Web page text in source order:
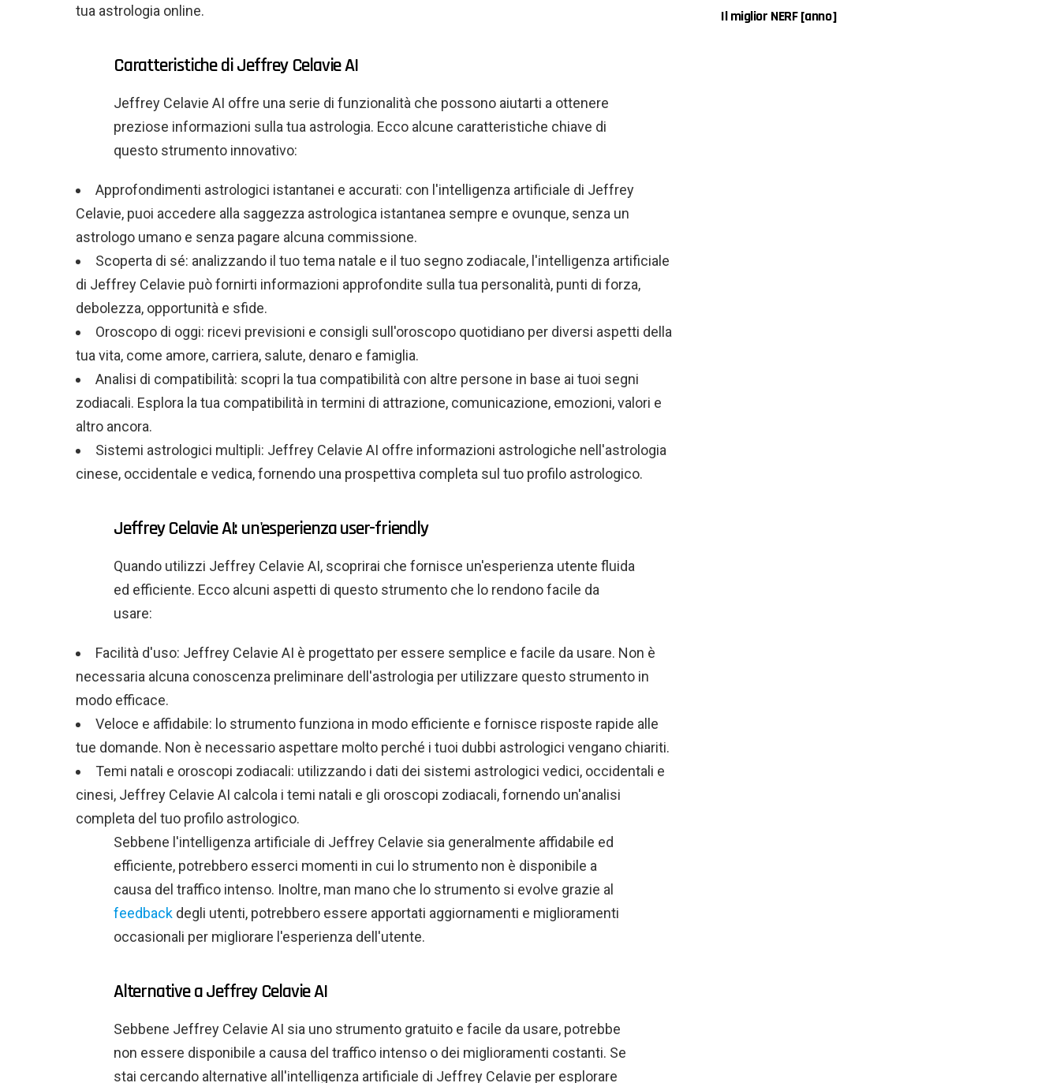
tua astrologia online.
Caratteristiche di Jeffrey Celavie AI
Jeffrey Celavie AI offre una serie di funzionalità che possono aiutarti a ottenere
preziose informazioni sulla tua astrologia. Ecco alcune caratteristiche chiave di
questo strumento innovativo:
Approfondimenti astrologici istantanei e accurati: con l'intelligenza artificiale di Jeffrey
Celavie, puoi accedere alla saggezza astrologica istantanea sempre e ovunque, senza un
astrologo umano e senza pagare alcuna commissione.
Scoperta di sé: analizzando il tuo tema natale e il tuo segno zodiacale, l'intelligenza artificiale
di Jeffrey Celavie può fornirti informazioni approfondite sulla tua personalità, punti di forza,
debolezza, opportunità e sfide.
Oroscopo di oggi: ricevi previsioni e consigli sull'oroscopo quotidiano per diversi aspetti della
tua vita, come amore, carriera, salute, denaro e famiglia.
Analisi di compatibilità: scopri la tua compatibilità con altre persone in base ai tuoi segni
zodiacali. Esplora la tua compatibilità in termini di attrazione, comunicazione, emozioni, valori e
altro ancora.
Sistemi astrologici multipli: Jeffrey Celavie AI offre informazioni astrologiche nell'astrologia
cinese, occidentale e vedica, fornendo una prospettiva completa sul tuo profilo astrologico.
Jeffrey Celavie AI: un'esperienza user-friendly
Quando utilizzi Jeffrey Celavie AI, scoprirai che fornisce un'esperienza utente fluida
ed efficiente. Ecco alcuni aspetti di questo strumento che lo rendono facile da
usare:
Facilità d'uso: Jeffrey Celavie AI è progettato per essere semplice e facile da usare. Non è
necessaria alcuna conoscenza preliminare dell'astrologia per utilizzare questo strumento in
modo efficace.
Veloce e affidabile: lo strumento funziona in modo efficiente e fornisce risposte rapide alle
tue domande. Non è necessario aspettare molto perché i tuoi dubbi astrologici vengano chiariti.
Temi natali e oroscopi zodiacali: utilizzando i dati dei sistemi astrologici vedici, occidentali e
cinesi, Jeffrey Celavie AI calcola i temi natali e gli oroscopi zodiacali, fornendo un'analisi
completa del tuo profilo astrologico.
Sebbene l'intelligenza artificiale di Jeffrey Celavie sia generalmente affidabile ed
efficiente, potrebbero esserci momenti in cui lo strumento non è disponibile a
causa del traffico intenso. Inoltre, man mano che lo strumento si evolve grazie al
feedback degli utenti, potrebbero essere apportati aggiornamenti e miglioramenti
occasionali per migliorare l'esperienza dell'utente.
Alternative a Jeffrey Celavie AI
Sebbene Jeffrey Celavie AI sia uno strumento gratuito e facile da usare, potrebbe
non essere disponibile a causa del traffico intenso o dei miglioramenti costanti. Se
stai cercando alternative all'intelligenza artificiale di Jeffrey Celavie per esplorare
Il miglior NERF [anno]